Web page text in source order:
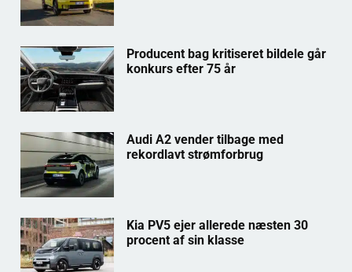
Producent bag kritiseret bildele går
konkurs efter 75 år
Audi A2 vender tilbage med
rekordlavt strømforbrug
Kia PV5 ejer allerede næsten 30
procent af sin klasse